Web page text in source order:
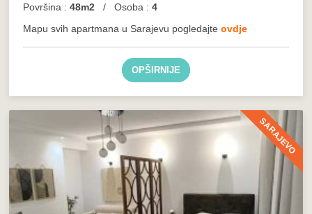
Površina :48m2 / Osoba :4
Mapu svih apartmana u Sarajevu pogledajteovdje
OPŠIRNIJE
SARAJEVO